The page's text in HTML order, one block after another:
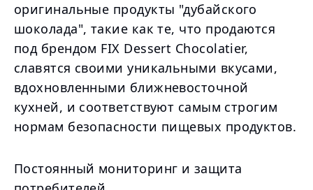
оригинальные продукты "дубайского
шоколада", такие как те, что продаются
под брендом FIX Dessert Chocolatier,
славятся своими уникальными вкусами,
вдохновленными ближневосточной
кухней, и соответствуют самым строгим
нормам безопасности пищевых продуктов.
Постоянный мониторинг и защита